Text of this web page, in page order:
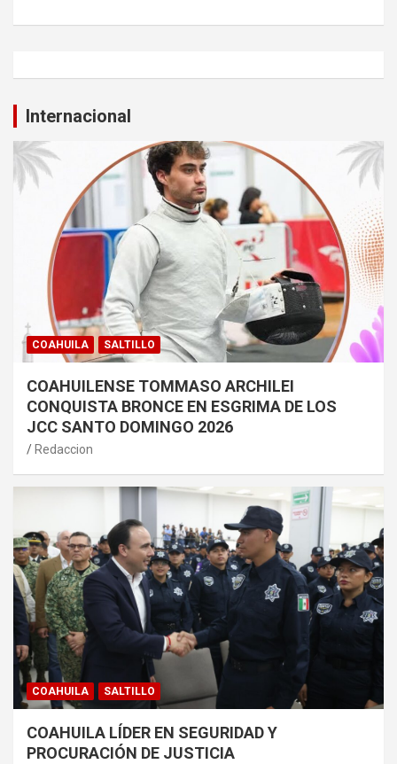
Internacional
COAHUILA SALTILLO
COAHUILENSE TOMMASO ARCHILEI
CONQUISTA BRONCE EN ESGRIMA DE LOS
JCC SANTO DOMINGO 2026
Redaccion
COAHUILA SALTILLO
COAHUILA LÍDER EN SEGURIDAD Y
PROCURACIÓN DE JUSTICIA